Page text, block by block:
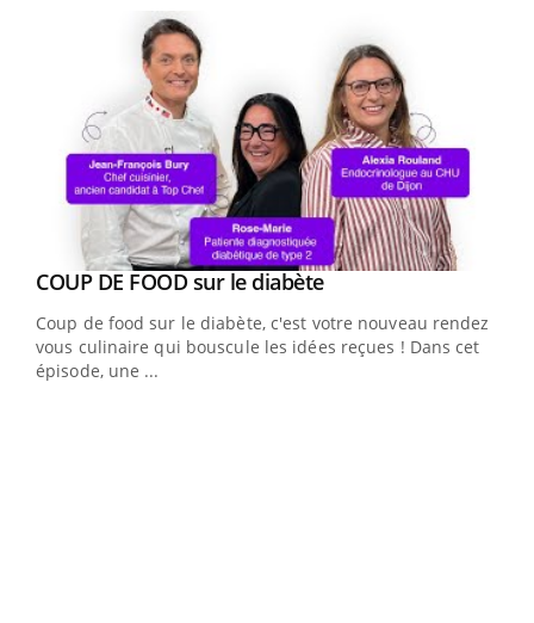
Youtube
COUP DE FOOD sur le diabèteYoutube
Coup de food sur le diabète, c'est votre nouveau rendez-
vous culinaire qui bouscule les idées reçues ! Dans cet
épisode, une ...